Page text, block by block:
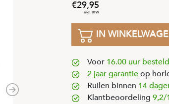
Next
29,95
IN
Voor 16.00 uur besteld
2 jaar garantieop
Ruilen binnen 14
Klantbeoordeling 9,2/